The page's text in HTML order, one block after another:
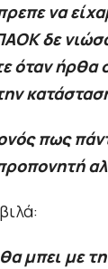
να
δε
όταν ήρθα
πως
μπει με